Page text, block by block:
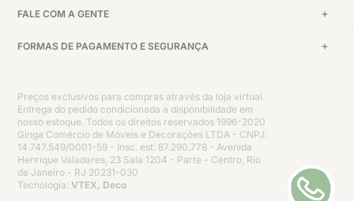
FALE COM A GENTE
FORMAS DE PAGAMENTO E SEGURANÇA
Preços exclusivos para compras através da loja virtual.
Entrega do pedido condicionada a disponibilidade em
nosso estoque. Todos os direitos reservados 1996-2020
Ginga Comércio de Móveis e Decorações LTDA - CNPJ:
14.747.549/0001-59 - Insc. est: 87.290.778 - Avenida
Henrique Valadares, 23 Sala 1204 - Parte - Centro, Rio
de Janeiro - RJ 20231-030
Tecnologia: VTEX, Deco